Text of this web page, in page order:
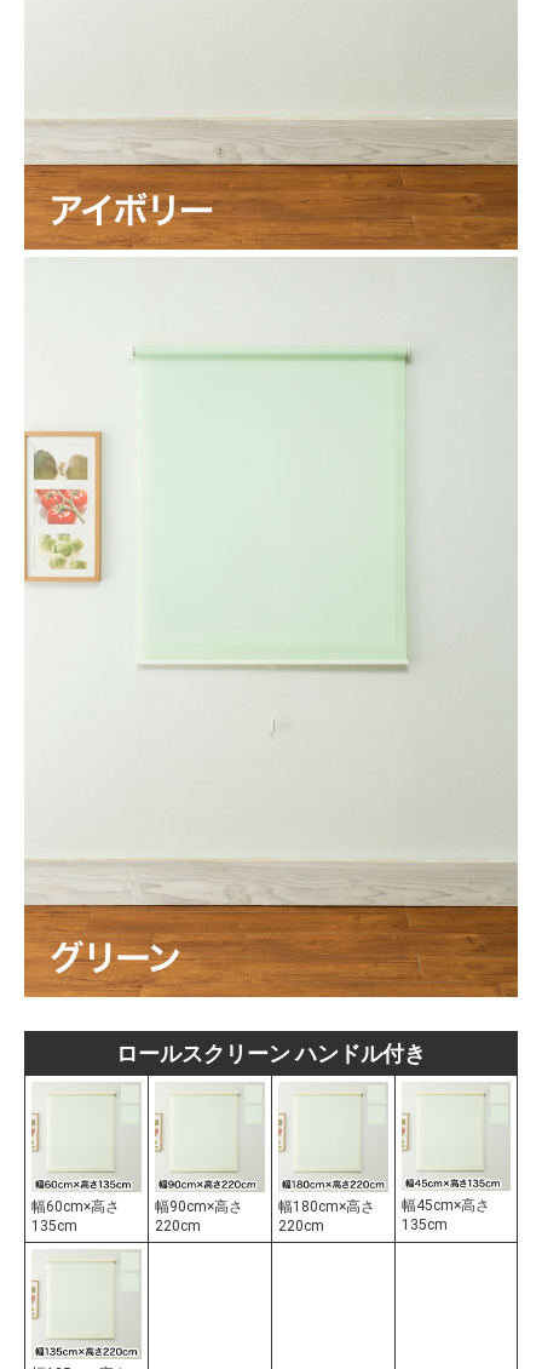
ロールスクリーン ハンドル付き
幅60cm×高さ
135cm
幅90cm×高さ
220cm
幅180cm×高さ
220cm
幅45cm×高さ
135cm